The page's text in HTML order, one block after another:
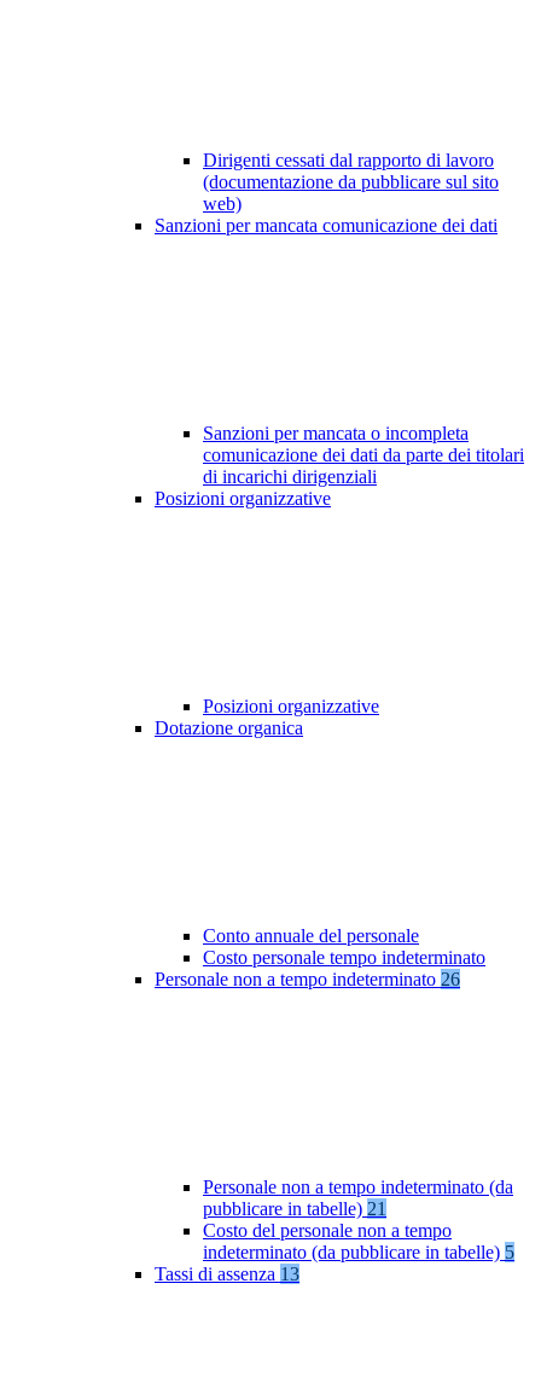
Dirigenti cessati dal rapporto di lavoro
(documentazione da pubblicare sul sito
web)
Sanzioni per mancata comunicazione dei dati
Sanzioni per mancata o incompleta
comunicazione dei dati da parte dei titolari
di incarichi dirigenziali
Posizioni organizzative
Posizioni organizzative
Dotazione organica
Conto annuale del personale
Costo personale tempo indeterminato
Personale non a tempo indeterminato 26
Personale non a tempo indeterminato (da
pubblicare in tabelle) 21
Costo del personale non a tempo
indeterminato (da pubblicare in tabelle) 5
Tassi di assenza 13